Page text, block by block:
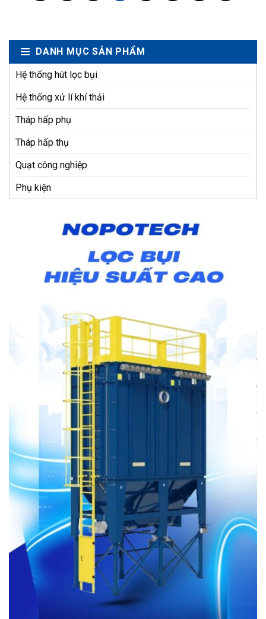
DANH MỤC SẢN PHẨM
Hệ thống hút lọc bụi
Hệ thống xử lí khí thải
Tháp hấp phụ
Tháp hấp thụ
Quạt công nghiệp
Phụ kiện